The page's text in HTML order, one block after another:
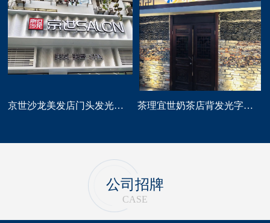
京世沙龙美发店门头发光字招牌定做 茶理宜世奶茶店背发光字门头招牌制作安装
公司招牌
CASE